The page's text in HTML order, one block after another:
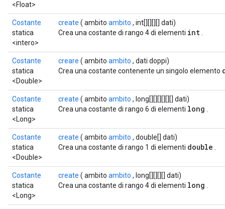
<Float>
Costante
statica
<intero>
create ( ambito ambito , int[][][][] dati)
Crea una costante di rango 4 di elementi int
Costante
statica
<Double>
creare ( ambito ambito , dati doppi)
Crea una costante contenente un singolo elemento
Costante
statica
<Long>
create ( ambito ambito , long[][][][][][] dati)
Crea una costante di rango 6 di elementi long
Costante
statica
<Double>
create ( ambito ambito , double[] dati)
Crea una costante di rango 1 di elementi double
Costante
statica
<Long>
create ( ambito ambito , long[][][][] dati)
Crea una costante di rango 4 di elementi long